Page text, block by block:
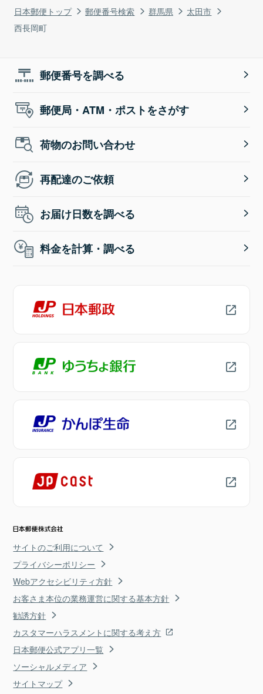
日本郵便トップ 郵便番号検索 群馬県
太田市
西長岡町
郵便番号を調べる
郵便局・ATM・ポストをさがす
荷物のお問い合わせ
再配達のご依頼
お届け日数を調べる
料金を計算・調べる
サイトのご利用について
プライバシーポリシー
Webアクセシビリティ方針
お客さま本位の業務運営に関する基本方針
勧誘方針
カスタマーハラスメントに関する考え方
日本郵便公式アプリ一覧
ソーシャルメディア
サイトマップ